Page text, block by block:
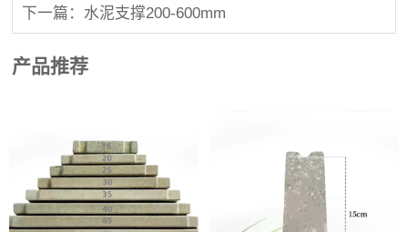
下一篇：水泥支撑200-600mm
产品推荐